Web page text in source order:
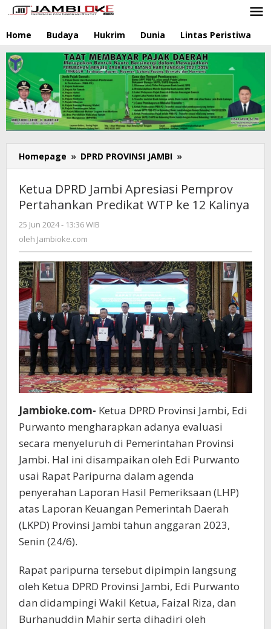
Lewati
ke
konten
Home Budaya Hukrim Dunia Lintas Peristiwa
Homepage » DPRD PROVINSI JAMBI »
DPRD
Apresiasi
Pemprov
12
Kalinya
Ketua DPRD Jambi Apresiasi Pemprov
Pertahankan Predikat WTP ke 12 Kalinya
25 Jun 2024 - 13:36 WIB
oleh Jambioke.com
Jambioke.com- Ketua DPRD Provinsi Jambi, Edi
Purwanto mengharapkan adanya evaluasi
secara menyeluruh di Pemerintahan Provinsi
Jambi. Hal ini disampaikan oleh Edi Purwanto
usai Rapat Paripurna dalam agenda
penyerahan Laporan Hasil Pemeriksaan (LHP)
atas Laporan Keuangan Pemerintah Daerah
(LKPD) Provinsi Jambi tahun anggaran 2023,
Senin (24/6).
Rapat paripurna tersebut dipimpin langsung
oleh Ketua DPRD Provinsi Jambi, Edi Purwanto
dan didampingi Wakil Ketua, Faizal Riza, dan
Burhanuddin Mahir serta dihadiri oleh